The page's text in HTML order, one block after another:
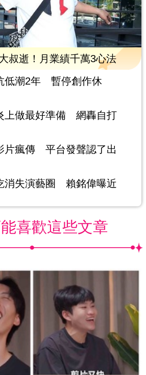
叔逝！月業績千萬3心法
低潮2年 暫停創作休
上做最好準備 網轟自打
片瘋傳 平台發聲認了出
消失演藝圈 賴銘偉曝近
喜歡這些文章